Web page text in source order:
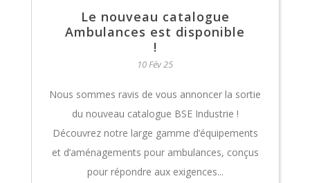
Le nouveau catalogue
Ambulances est disponible
!
10 Fév 25
Nous sommes ravis de vous annoncer la sortie
du nouveau catalogue BSE Industrie !
Découvrez notre large gamme d’équipements
et d’aménagements pour ambulances, conçus
pour répondre aux exigences...